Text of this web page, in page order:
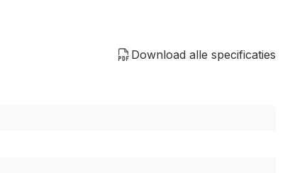
Download alle specificaties